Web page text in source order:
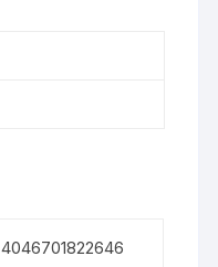
4046701822646